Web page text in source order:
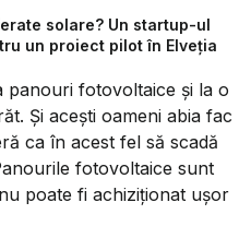
solare? Un startup-ul
un proiect pilot în Elveția
panouri fotovoltaice și la o
Și acești oameni abia fac
ca în acest fel să scadă
fotovoltaice sunt
poate fi achiziționat ușor